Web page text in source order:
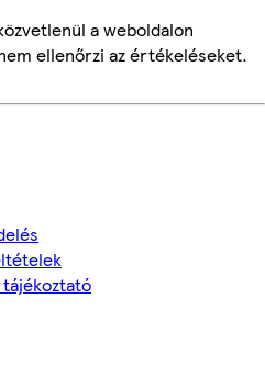
a weboldalon
ellenőrzi az értékeléseket.